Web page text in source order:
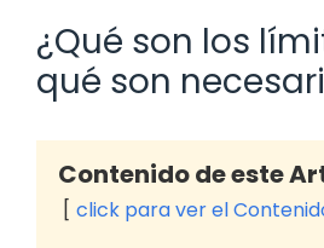
¿Qué son los
qué son
Contenido de este
click para ver el